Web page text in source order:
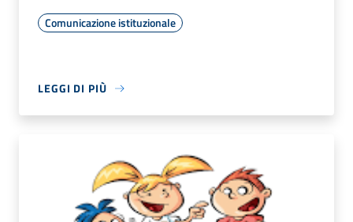
Comunicazione istituzionale
LEGGI DI PIÙ